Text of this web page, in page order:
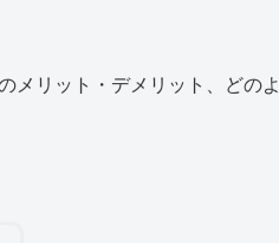
メリット・デメリット、どのよ